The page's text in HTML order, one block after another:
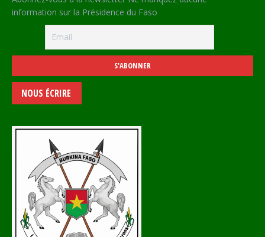
information sur la Présidence du Faso
NOUS ÉCRIRE